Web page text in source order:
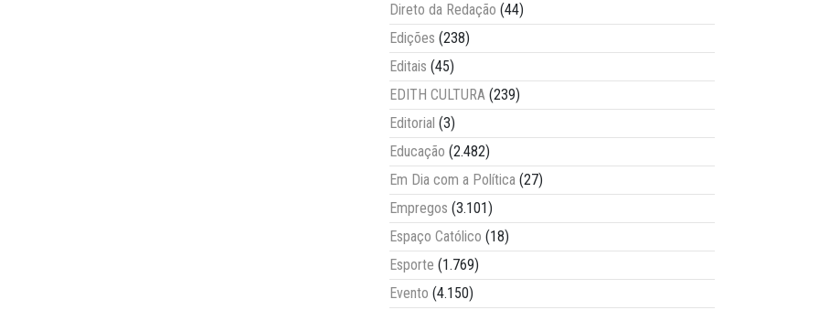
Direto da Redação (44)
Edições (238)
Editais (45)
EDITH CULTURA (239)
Editorial (3)
Educação (2.482)
Em Dia com a Política (27)
Empregos (3.101)
Espaço Católico (18)
Esporte (1.769)
Evento (4.150)